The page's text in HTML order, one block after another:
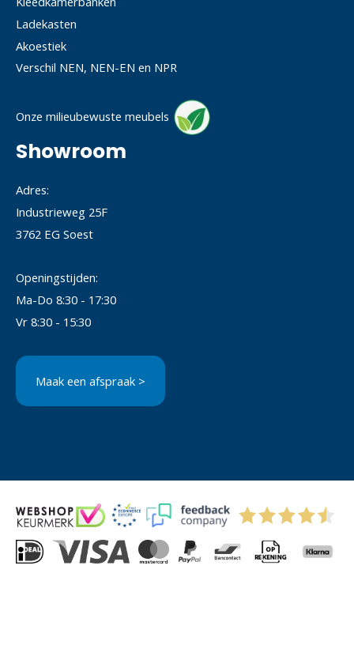
Ladekasten
Akoestiek
Verschil NEN, NEN-EN en NPR
Onze milieubewuste meubels
Showroom
Adres:
Industrieweg 25F
3762 EG Soest
Openingstijden:
Ma-Do 8:30 - 17:30
Vr 8:30 - 15:30
Maak een afspraak >